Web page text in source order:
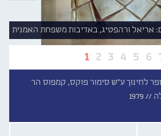
1 2 3 4 5 6
אריאל ורהפטיג, באדיבות משפחת האמנית
לחינוך ע"ש סימור פוקס, קמפוס הר
//
1979